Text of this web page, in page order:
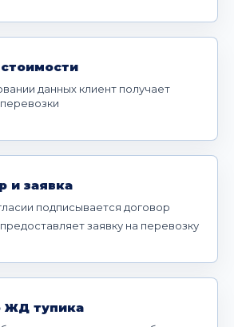
данных клиент получает
и заявка
подписывается договор
заявку на перевозку
ЖД тупика